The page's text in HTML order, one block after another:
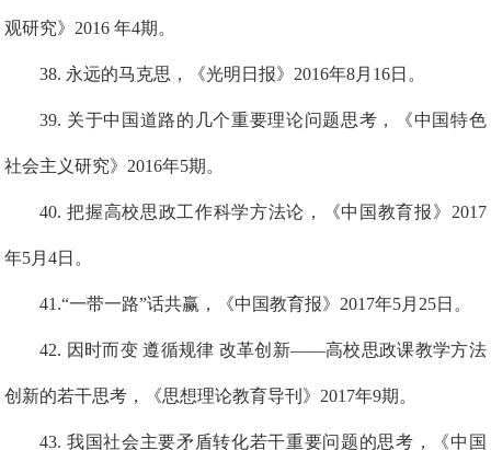
观研究》2016 年4期。
38. 永远的马克思，《光明日报》2016年8月16日。
39. 关于中国道路的几个重要理论问题思考，《中国特色
社会主义研究》2016年5期。
40. 把握高校思政工作科学方法论，《中国教育报》2017
年5月4日。
41 .“一带一路”话共赢，《中国教育报》2017年5月25日。
42. 因时而变 遵循规律 改革创新——高校思政课教学方法
创新的若干思考，《思想理论教育导刊》2017年9期。
43.我国社会主要矛盾转化若干重要问题的思考，《中国